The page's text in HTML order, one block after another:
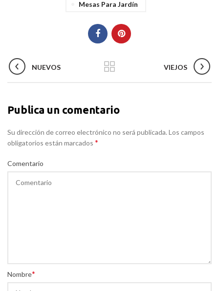
Mesas Para Jardín
NUEVOS VIEJOS
Publica un comentario
Su dirección de correo electrónico no será publicada. Los campos
obligatorios están marcados *
Comentario
Nombre*